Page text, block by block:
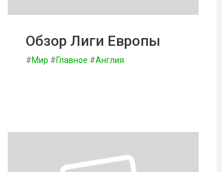
Обзор Лиги Европы
#Мир #Главное #Англия